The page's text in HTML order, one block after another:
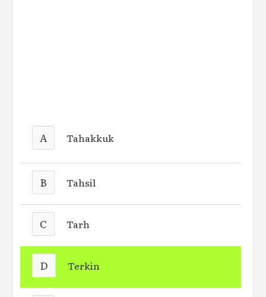
A Tahakkuk
B Tahsil
C Tarh
D Terkin